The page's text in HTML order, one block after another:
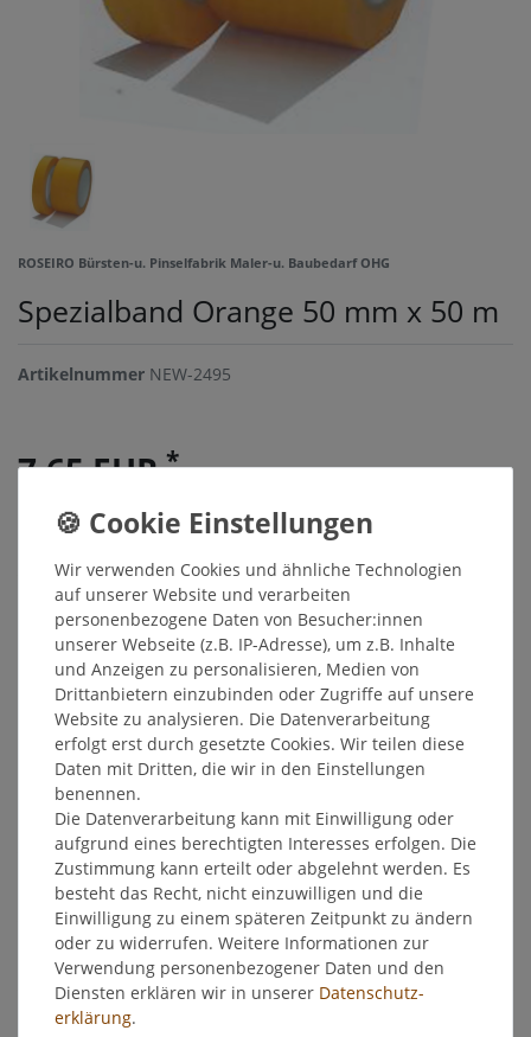
ROSEIRO Bürsten-u. Pinselfabrik Maler-u. Baubedarf OHG
Spezialband Orange 50 mm x 50 m
Artikelnummer NEW-2495
7,65 EUR*
Inhalt1 Stück
Grundpreis7,65 € / Stück
In den Warenkorb
Wunschliste
* inkl. ges. MwSt. zzgl. Versandkosten
Beschreibung
Weitere Details
Hersteller
Wir verwenden Cookies und ähnliche Technologien
auf unserer Website und verarbeiten
personenbezogene Daten von Besucher:innen
unserer Webseite (z.B. IP-Adresse), um z.B. Inhalte
und Anzeigen zu personalisieren, Medien von
Drittanbietern einzubinden oder Zugriffe auf unsere
Website zu analysieren. Die Datenverarbeitung
erfolgt erst durch gesetzte Cookies. Wir teilen diese
Daten mit Dritten, die wir in den Einstellungen
benennen.
Die Datenverarbeitung kann mit Einwilligung oder
aufgrund eines berechtigten Interesses erfolgen. Die
Zustimmung kann erteilt oder abgelehnt werden. Es
besteht das Recht, nicht einzuwilligen und die
Einwilligung zu einem späteren Zeitpunkt zu ändern
oder zu widerrufen. Weitere Informationen zur
Verwendung personenbezogener Daten und den
Diensten erklären wir in unserer Daten­schutz­
erklärung.